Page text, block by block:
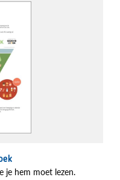
je hem moet lezen.